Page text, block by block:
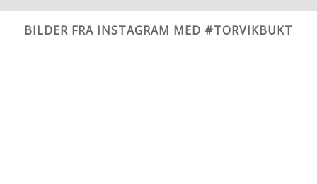
BILDER FRA INSTAGRAM MED #TORVIKBUKT